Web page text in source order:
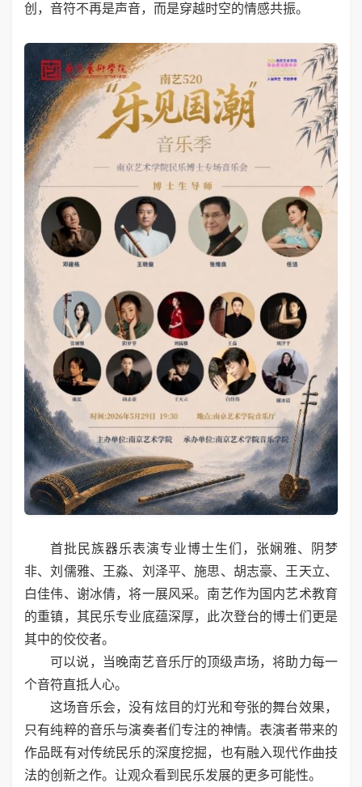
创，音符不再是声音，而是穿越时空的情感共振。
首批民族器乐表演专业博士生们，张娴雅、阴梦
非、刘儒雅、王淼、刘泽平、施思、胡志豪、王天立、
白佳伟、谢冰倩，将一展风采。南艺作为国内艺术教育
的重镇，其民乐专业底蕴深厚，此次登台的博士们更是
其中的佼佼者。
可以说，当晚南艺音乐厅的顶级声场，将助力每一
个音符直抵人心。
这场音乐会，没有炫目的灯光和夸张的舞台效果，
只有纯粹的音乐与演奏者们专注的神情。表演者带来的
作品既有对传统民乐的深度挖掘，也有融入现代作曲技
法的创新之作。让观众看到民乐发展的更多可能性。